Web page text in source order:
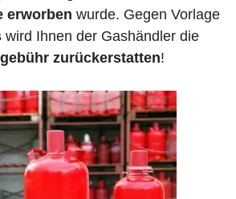
erworben wurde. Gegen Vorlage
wird Ihnen der Gashändler die
zurückerstatten!